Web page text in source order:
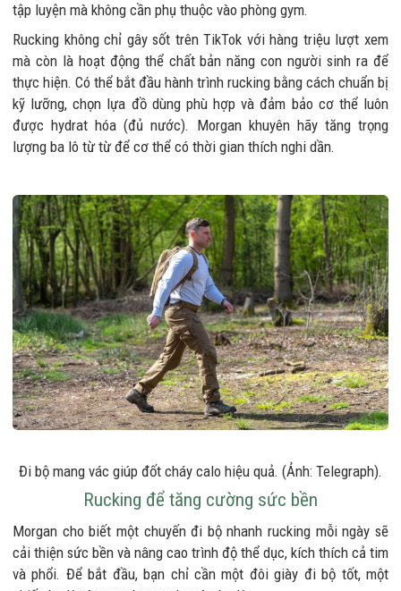
tập luyện mà không cần phụ thuộc vào phòng gym.
Rucking không chỉ gây sốt trên TikTok với hàng triệu lượt xem
mà còn là hoạt động thể chất bản năng con người sinh ra để
thực hiện. Có thể bắt đầu hành trình rucking bằng cách chuẩn bị
kỹ lưỡng, chọn lựa đồ dùng phù hợp và đảm bảo cơ thể luôn
được hydrat hóa (đủ nước). Morgan khuyên hãy tăng trọng
lượng ba lô từ từ để cơ thể có thời gian thích nghi dần.
Đi bộ mang vác giúp đốt cháy calo hiệu quả. (Ảnh: Telegraph).
Rucking để tăng cường sức bền
Morgan cho biết một chuyến đi bộ nhanh rucking mỗi ngày sẽ
cải thiện sức bền và nâng cao trình độ thể dục, kích thích cả tim
và phổi. Để bắt đầu, bạn chỉ cần một đôi giày đi bộ tốt, một